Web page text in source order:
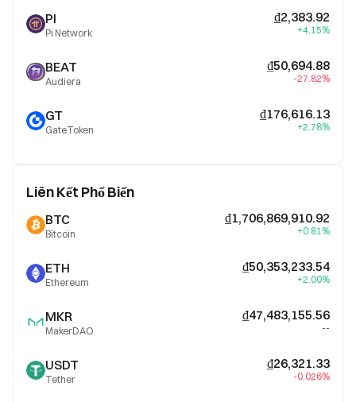
PI
Pi Network
₫2,383.92
+4.15%
BEAT
Audiera
₫50,694.88
-27.82%
GT
GateToken
₫176,616.13
+2.78%
Liên Kết Phổ Biến
BTC
Bitcoin
₫1,706,869,910.92
+0.81%
ETH
Ethereum
₫50,353,233.54
+2.00%
MKR
MakerDAO
₫47,483,155.56
--
USDT
Tether
₫26,321.33
-0.026%